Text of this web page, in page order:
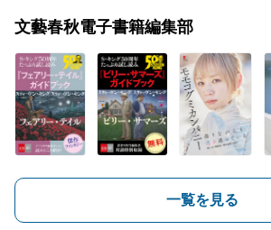
文藝春秋電子書籍編集部
一覧を見る